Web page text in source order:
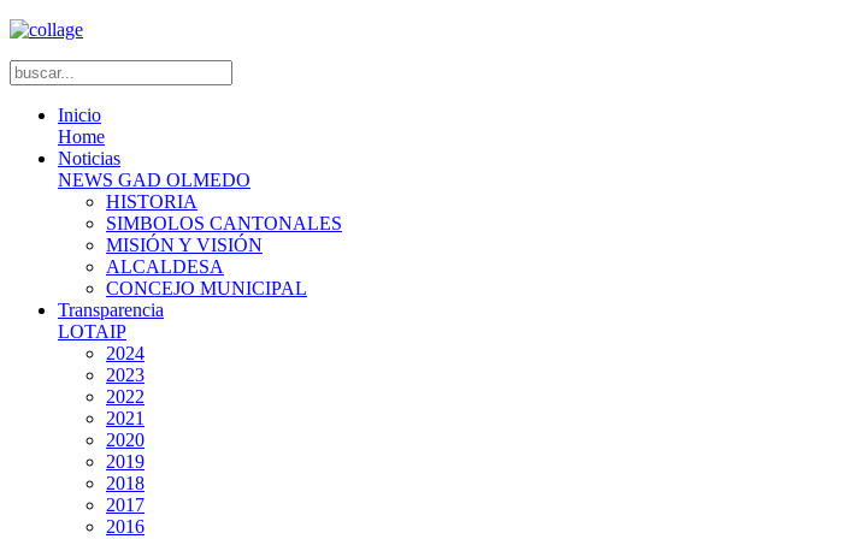
Inicio
Home
Noticias
NEWS GAD OLMEDO
HISTORIA
SIMBOLOS CANTONALES
MISIÓN Y VISIÓN
ALCALDESA
CONCEJO MUNICIPAL
Transparencia
LOTAIP
2024
2023
2022
2021
2020
2019
2018
2017
2016